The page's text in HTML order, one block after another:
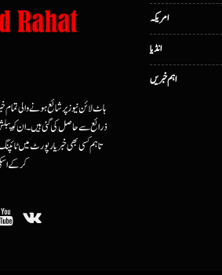
ہاٹ لائن نیوز پر شائع ہونے والی
ذرائع سے حاصل کی گئی ہیں۔ ان کو
تاہم کسی بھی خبر یا رپورٹ میں
کرکے
امریکہ
انڈیا
اہم خبریں